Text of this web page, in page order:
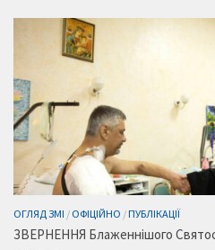
ОГЛЯД ЗМІ / ОФІЦІЙНО /ПУБЛІКАЦІЇ
ЗВЕРНЕННЯ Блаженнішого